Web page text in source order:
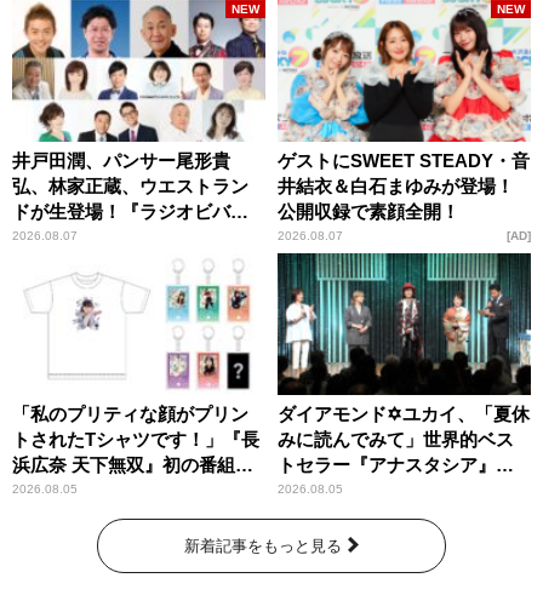
井戸田潤、パンサー尾形貴
弘、林家正蔵、ウエストラン
ドが生登場！『ラジオビバリ
ー昼ズ』
2026.08.07
NEW
ゲストにSWEET STEADY・音
井結衣＆白石まゆみが登場！
公開収録で素顔全開！
2026.08.07
NEW
AD
「私のプリティな顔がプリン
トされたTシャツです！」『長
浜広奈 天下無双』初の番組グ
ッズ発売
2026.08.05
ダイアモンド✡ユカイ、「夏休
みに読んでみて」世界的ベス
トセラー『アナスタシア』を
紹介
2026.08.05
新着記事をもっと見る